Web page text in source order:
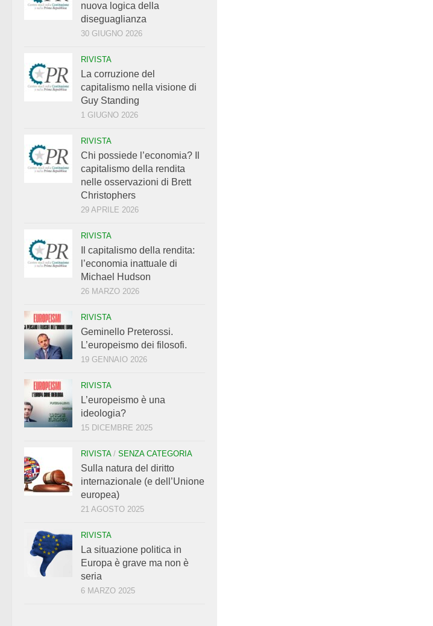
nuova logica della
diseguaglianza
30 GIUGNO 2026
RIVISTA
La corruzione del
capitalismo nella visione di
Guy Standing
1 GIUGNO 2026
RIVISTA
Chi possiede l’economia? Il
capitalismo della rendita
nelle osservazioni di Brett
Christophers
29 APRILE 2026
RIVISTA
Il capitalismo della rendita:
l’economia inattuale di
Michael Hudson
26 MARZO 2026
RIVISTA
Geminello Preterossi.
L’europeismo dei filosofi.
19 GENNAIO 2026
RIVISTA
L’europeismo è una
ideologia?
15 DICEMBRE 2025
RIVISTA/ SENZA CATEGORIA
Sulla natura del diritto
internazionale (e dell’Unione
europea)
21 AGOSTO 2025
RIVISTA
La situazione politica in
Europa è grave ma non è
seria
6 MARZO 2025